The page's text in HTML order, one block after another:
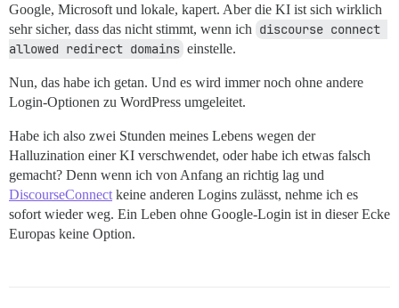
Google, Microsoft und lokale, kapert. Aber die KI ist sich wirklich
sehr sicher, dass das nicht stimmt, wenn ich discourse connect
allowed redirect domains einstelle.
Nun, das habe ich getan. Und es wird immer noch ohne andere
Login-Optionen zu WordPress umgeleitet.
Habe ich also zwei Stunden meines Lebens wegen der
Halluzination einer KI verschwendet, oder habe ich etwas falsch
gemacht? Denn wenn ich von Anfang an richtig lag und
DiscourseConnect keine anderen Logins zulässt, nehme ich es
sofort wieder weg. Ein Leben ohne Google-Login ist in dieser Ecke
Europas keine Option.